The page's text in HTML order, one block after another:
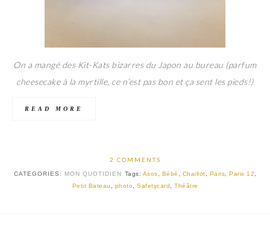
On a mangé des Kit-Kats bizarres du Japon au bureau (parfum
cheesecake à la myrtille, ce n’est pas bon et ça sent les pieds!)
READ MORE
2 COMMENTS
CATEGORIES: MON QUOTIDIEN Tags: Asos Bébé Chaillot Paris Paris 12
Petit Bateau
photo Safetycard Théâtre